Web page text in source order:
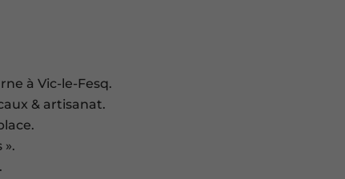
à Vic-le-Fesq.
& artisanat.
».